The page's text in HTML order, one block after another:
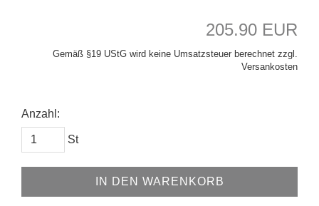
205.90 EUR
Gemäß §19 UStG wird keine Umsatzsteuer berechnet zzgl.
Versankosten
Anzahl:
St
IN DEN WARENKORB